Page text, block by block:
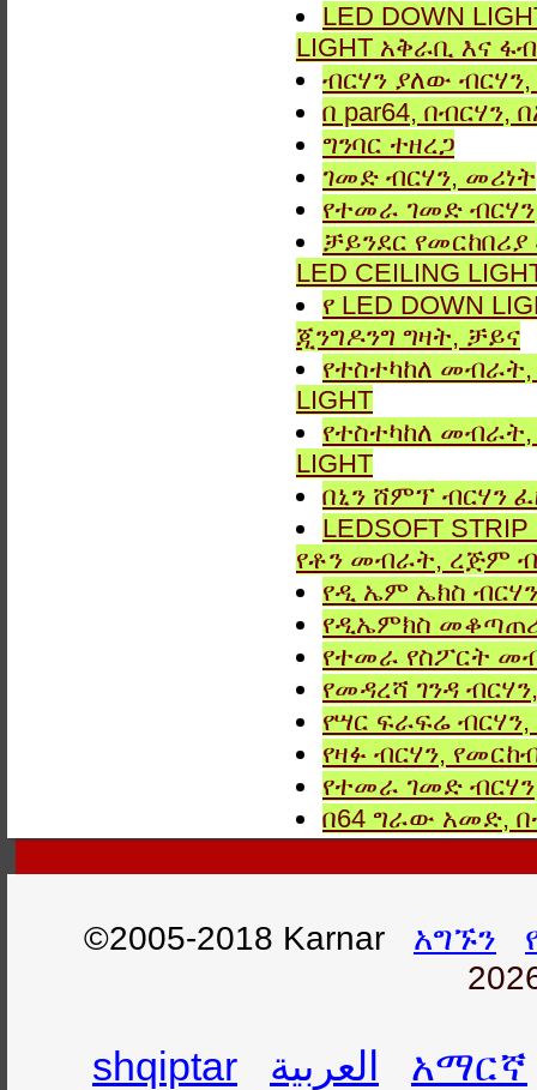
LED DOWN
LIGHT አቅራቢ እና
ብርሃን ያለው ብርሃን,
በ par64, በብርሃን,
ግንባር ​​ተዘረጋ
ገመድ ብርሃን, መሪነት
የተመራ ገመድ
ቻይንደር
LED CEILING
የ LED DOWN
ጂንግዶንግ ግዛት, ቻይና
የተስተካከለ መብራት,
LIGHT
የተስተካከለ መብራት,
LIGHT
በኒን ሸምፕ ብርሃን
LEDSOFT
የቶን መብራት, ረጅም
የዲ ኤም ኤክስ
የዲኤምክስ
የተመራ የስፖርት
የመዳረሻ ገንዳ
የሣር ፍራፍሬ
የዛፉ ብርሃን,
የተመራ ገመድ
በ64 ግራው አመድ,
©2005-2018 Karnar አግኙን
shqiptar العربية
አማርኛ